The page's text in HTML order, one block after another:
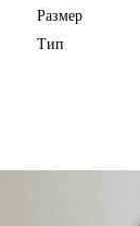
Размер
Тип